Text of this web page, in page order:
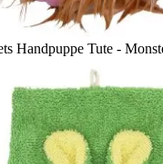
Handpuppe Tute -